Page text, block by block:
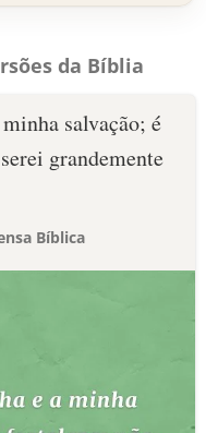
da Bíblia
salvação; é
grandemente
Bíblica